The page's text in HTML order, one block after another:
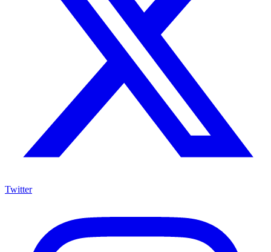
Twitter